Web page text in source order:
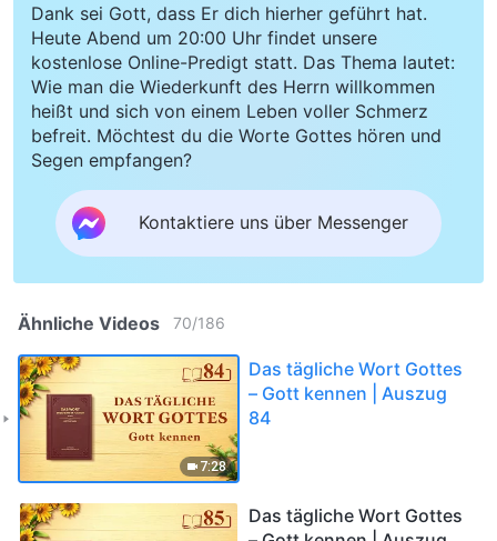
Dank sei Gott, dass Er dich hierher geführt hat.
Heute Abend um 20:00 Uhr findet unsere
kostenlose Online-Predigt statt. Das Thema lautet:
Wie man die Wiederkunft des Herrn willkommen
heißt und sich von einem Leben voller Schmerz
befreit. Möchtest du die Worte Gottes hören und
Segen empfangen?
Kontaktiere uns über Messenger
Ähnliche Videos 70/186
7:28
Das tägliche Wort Gottes
– Gott kennen | Auszug
84
Das tägliche Wort Gottes